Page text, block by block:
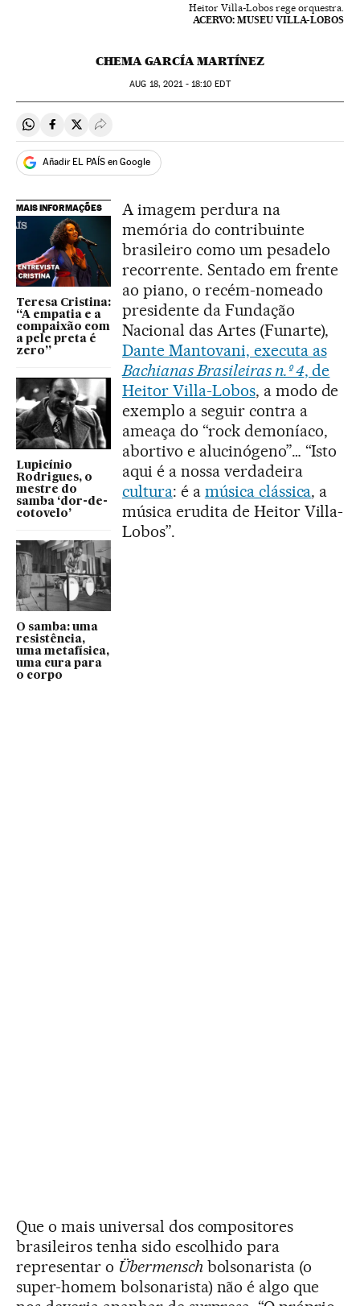
Heitor Villa-Lobos rege orquestra.
ACERVO: MUSEU VILLA-LOBOS
CHEMA GARCÍA MARTÍNEZ
AUG 18, 2021 - 18:10 EDT
Compartir en Whatsapp
Compartir en Facebook
Compartir en Twitter
Desplegar Redes Sociales
Añadir EL PAÍS en Google
MAIS INFORMAÇÕES
Teresa Cristina:
“A empatia e a
compaixão com
a pele preta é
zero”
Lupicínio
Rodrigues, o
mestre do
samba ‘dor-de-
cotovelo’
O samba: uma
resistência,
uma metafísica,
uma cura para
o corpo
A imagem perdura na
memória do contribuinte
brasileiro como um pesadelo
recorrente. Sentado em frente
ao piano, o recém-nomeado
presidente da Fundação
Nacional das Artes (Funarte),
Dante Mantovani, executa as
Bachianas Brasileiras n.º 4, de
Heitor Villa-Lobos, a modo de
exemplo a seguir contra a
ameaça do “rock demoníaco,
abortivo e alucinógeno”… “Isto
aqui é a nossa verdadeira
cultura: é a música clássica, a
música erudita de Heitor Villa-
Lobos”.
Que o mais universal dos compositores
brasileiros tenha sido escolhido para
representar o Übermenschbolsonarista (o
super-homem bolsonarista) não é algo que